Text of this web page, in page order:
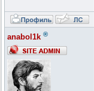
anabol1k ®